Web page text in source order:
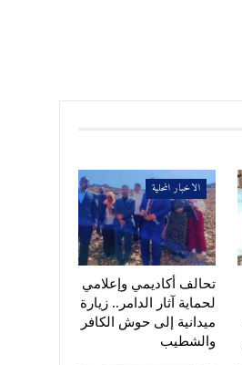
الاخبار المحلية
تحالف أكاديمي وإعلامي
لحماية آثار الدامر.. زيارة
ميدانية إلى حوش الكافر
والشطيب